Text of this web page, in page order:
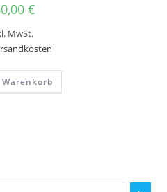
€
MwSt.